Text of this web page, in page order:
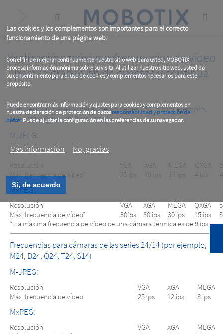
Las cookies y los complementos son importantes para el correcto
funcionamiento de una página web.
Con el fin de mejorar continuamente nuestro sitio web para usted, MOBOTIX
procesa información anónima sobre su visita. Al utilizar nuestro sitio web, usted da
su consentimiento para el uso de cookies y complementos necesarios para este
propósito.
Puede encontrar más información y ajustes para cookies y complementos en
nuestra declaración de protección de datosresponsabilidad y protección de
datos. Puede ajustar la configuración en las preferencias de su navegador.
Más información
No, gracias
Sí, de acuerdo
content
Explicación: máximas frecuencias de vídeo
para la grabación de eventos y continua
Frecuencias para cámaras de las series 25/15 (por ejemplo,
M25, D25, Q25, T25, M15, S15)
M-JPEG:
ips
Resolución
VGA XGA MEGA QXGA
Máx. frecuencia de vídeo*
25 ips 18 ips 12 ips 4 ips
MxPEG:
Resolución VGA XGA MEGA QXGA
Máx. frecuencia de vídeo*
30fps 30 ips 30 ips 15 ips
* La máxima frecuencia de vídeo de una cámara térmica es de 9 ips
Frecuencias para cámaras de las series 24/14 (por ejemplo,
M24, D24, Q24, T24, S14)
M-JPEG:
Resolución VGA XGA
MEGA
Máx. frecuencia de vídeo
25 ips 12 ips 8 ips
MxPEG:
Resolución VGA XGA
MEGA